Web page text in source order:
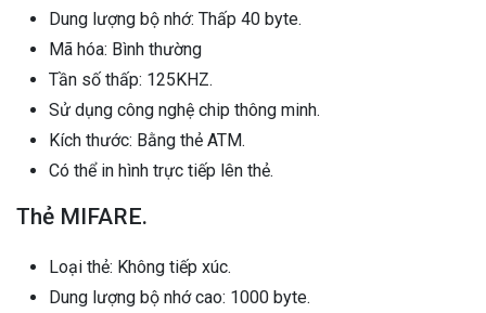
Dung lượng bộ nhớ: Thấp 40 byte.
Mã hóa: Bình thường
Tần số thấp: 125KHZ.
Sử dụng công nghệ chip thông minh.
Kích thước: Bằng thẻ ATM.
Có thể in hình trực tiếp lên thẻ.
Thẻ MIFARE.
Loại thẻ: Không tiếp xúc.
Dung lượng bộ nhớ cao: 1000 byte.